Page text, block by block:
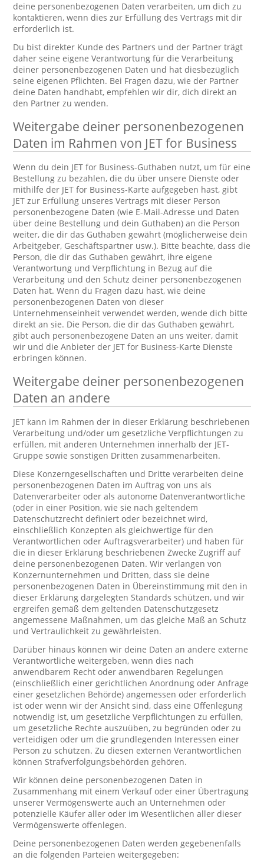
deine personenbezogenen Daten verarbeiten, um dich zu
kontaktieren, wenn dies zur Erfüllung des Vertrags mit dir
erforderlich ist.
Du bist direkter Kunde des Partners und der Partner trägt
daher seine eigene Verantwortung für die Verarbeitung
deiner personenbezogenen Daten und hat diesbezüglich
seine eigenen Pflichten. Bei Fragen dazu, wie der Partner
deine Daten handhabt, empfehlen wir dir, dich direkt an
den Partner zu wenden.
Weitergabe deiner personenbezogenen
Daten im Rahmen von JET for Business
Wenn du dein JET for Business-Guthaben nutzt, um für eine
Bestellung zu bezahlen, die du über unsere Dienste oder
mithilfe der JET for Business-Karte aufgegeben hast, gibt
JET zur Erfüllung unseres Vertrags mit dieser Person
personenbezogene Daten (wie E-Mail-Adresse und Daten
über deine Bestellung und dein Guthaben) an die Person
weiter, die dir das Guthaben gewährt (möglicherweise dein
Arbeitgeber, Geschäftspartner usw.). Bitte beachte, dass die
Person, die dir das Guthaben gewährt, ihre eigene
Verantwortung und Verpflichtung in Bezug auf die
Verarbeitung und den Schutz deiner personenbezogenen
Daten hat. Wenn du Fragen dazu hast, wie deine
personenbezogenen Daten von dieser
Unternehmenseinheit verwendet werden, wende dich bitte
direkt an sie. Die Person, die dir das Guthaben gewährt,
gibt auch personenbezogene Daten an uns weiter, damit
wir und die Anbieter der JET for Business-Karte Dienste
erbringen können.
Weitergabe deiner personenbezogenen
Daten an andere
JET kann im Rahmen der in dieser Erklärung beschriebenen
Verarbeitung und/oder um gesetzliche Verpflichtungen zu
erfüllen, mit anderen Unternehmen innerhalb der JET-
Gruppe sowie sonstigen Dritten zusammenarbeiten.
Diese Konzerngesellschaften und Dritte verarbeiten deine
personenbezogenen Daten im Auftrag von uns als
Datenverarbeiter oder als autonome Datenverantwortliche
(oder in einer Position, wie sie nach geltendem
Datenschutzrecht definiert oder bezeichnet wird,
einschließlich Konzepten als gleichwertige für den
Verantwortlichen oder Auftragsverarbeiter) und haben für
die in dieser Erklärung beschriebenen Zwecke Zugriff auf
deine personenbezogenen Daten. Wir verlangen von
Konzernunternehmen und Dritten, dass sie deine
personenbezogenen Daten in Übereinstimmung mit den in
dieser Erklärung dargelegten Standards schützen, und wir
ergreifen gemäß dem geltenden Datenschutzgesetz
angemessene Maßnahmen, um das gleiche Maß an Schutz
und Vertraulichkeit zu gewährleisten.
Darüber hinaus können wir deine Daten an andere externe
Verantwortliche weitergeben, wenn dies nach
anwendbarem Recht oder anwendbaren Regelungen
(einschließlich einer gerichtlichen Anordnung oder Anfrage
einer gesetzlichen Behörde) angemessen oder erforderlich
ist oder wenn wir der Ansicht sind, dass eine Offenlegung
notwendig ist, um gesetzliche Verpflichtungen zu erfüllen,
um gesetzliche Rechte auszuüben, zu begründen oder zu
verteidigen oder um die grundlegenden Interessen einer
Person zu schützen. Zu diesen externen Verantwortlichen
können Strafverfolgungsbehörden gehören.
Wir können deine personenbezogenen Daten in
Zusammenhang mit einem Verkauf oder einer Übertragung
unserer Vermögenswerte auch an Unternehmen oder
potenzielle Käufer aller oder im Wesentlichen aller dieser
Vermögenswerte offenlegen.
Deine personenbezogenen Daten werden gegebenenfalls
an die folgenden Parteien weitergegeben: